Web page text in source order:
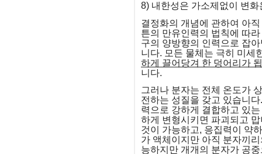
8) 내한성은 가소제없이 변
결정화의 개념에 관하여 아
튼의 만유인력의 법칙에 따
구의 양방향의 인력으로 잡
니다. 모든 물체는 극히 미세
하게 끌어당겨 한 덩어리가
니다.
그러나 분자는 전체 온도가
전하는 성질을 갖고 있습니
력으로 강하게 결합하고 있
하게 변형시키면 파괴되고
것이 가능하고, 응집력이 약
가 액체이지만 아직 분자끼
능하지만 개개의 분자가 공